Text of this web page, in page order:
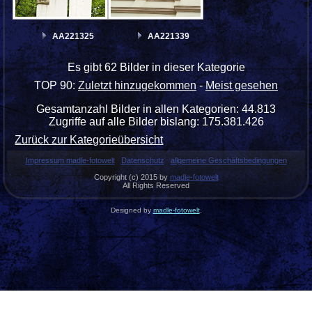
AA221325 AA221339
Es gibt 62 Bilder in dieser Kategorie
TOP 90: Zuletzt hinzugekommen-Meist gesehen
Gesamtanzahl Bilder in allen Kategorien: 44.813
Zugriffe auf alle Bilder bislang: 175.381.426
Zurück zur Kategorieübersicht
Impressum madle-fotowelt Datenschutz
allgemeine Geschäftsbedingungen
Copyright (c) 2015 by madle-fotowelt
All Rights Reserved
Designed bymadle-fotowelt.